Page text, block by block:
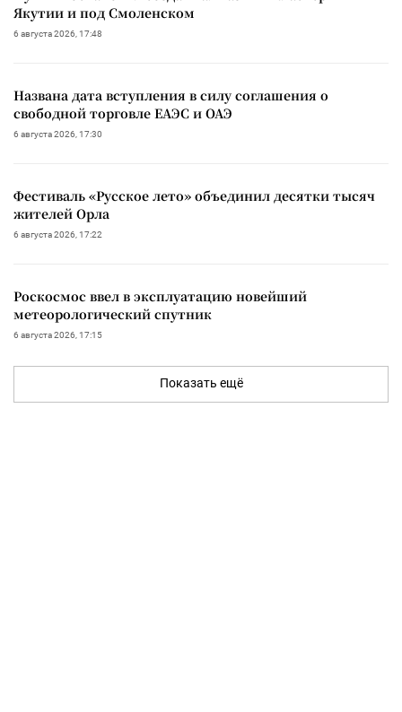
Якутии и под Смоленском
6 августа 2026, 17:48
Названа дата вступления в силу соглашения о
свободной торговле ЕАЭС и ОАЭ
6 августа 2026, 17:30
Фестиваль «Русское лето» объединил десятки тысяч
жителей Орла
6 августа 2026, 17:22
Роскосмос ввел в эксплуатацию новейший
метеорологический спутник
6 августа 2026, 17:15
Показать ещё